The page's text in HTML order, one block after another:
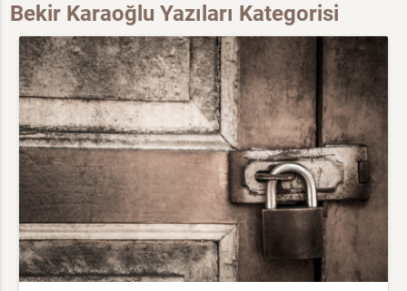
Bekir Karaoğlu Yazıları Kategorisi